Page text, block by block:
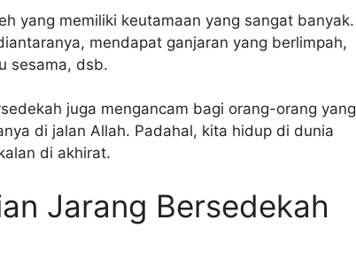
yang memiliki keutamaan yang sangat banyak.
mendapat ganjaran yang berlimpah,
sesama, dsb.
juga mengancam bagi orang-orang yang
di jalan Allah. Padahal, kita hidup di dunia
di akhirat.
Jarang Bersedekah